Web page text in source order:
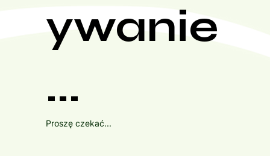
ywanie
...
Proszę czekać...